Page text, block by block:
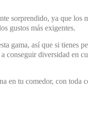
sorprendido, ya que los
gustos más exigentes.
gama, así que si tienes
conseguir diversidad en
en tu comedor, con toda